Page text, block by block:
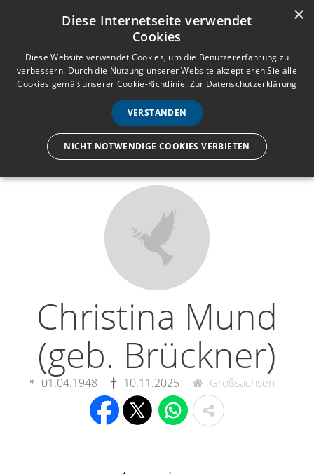
Anmelden Registrieren
e
n
ü
Wir lassen nur die Hand los,
Christina Mund
(geb. Brückner)
01.04.1948 10.11.2025 Großsachsen
×
Diese Internetseite verwendet
Cookies
Diese Website verwendet Cookies, um die Benutzererfahrung zu
verbessern. Durch die Nutzung unserer Website akzeptieren Sie alle
Cookies gemäß unserer Cookie-Richtlinie. Zur Datenschutzerklärung
VERSTANDEN
NICHT NOTWENDIGE COOKIES VERBIETEN